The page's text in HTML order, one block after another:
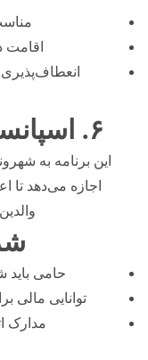
اقامت
۶. اسپانسرشیپ خانوادگی
این برنامه به
اجازه می‌دهد تا
حامی باید
توانایی مالی
مدارک